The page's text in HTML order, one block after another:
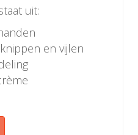
uit:
en vijlen